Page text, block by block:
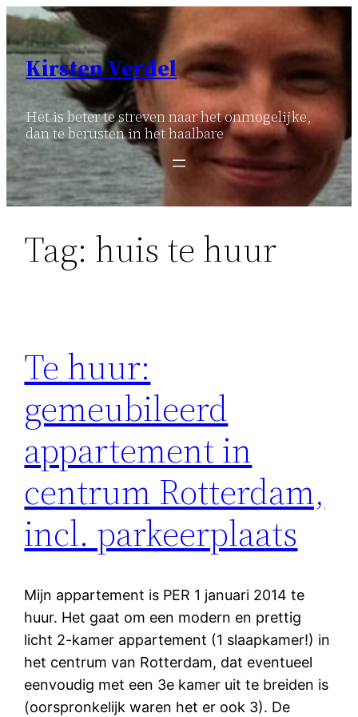
Ga
naar
inhoud
Kirsten Verdel
Het is beter te streven naar het onmogelijke,
dan te berusten in het haalbare
Tag: huis te huur
Te huur:
gemeubileerd
appartement in
centrum Rotterdam,
incl. parkeerplaats
Mijn appartement is PER 1 januari 2014 te
huur. Het gaat om een modern en prettig
licht 2-kamer appartement (1 slaapkamer!) in
het centrum van Rotterdam, dat eventueel
eenvoudig met een 3e kamer uit te breiden is
(oorspronkelijk waren het er ook 3). De